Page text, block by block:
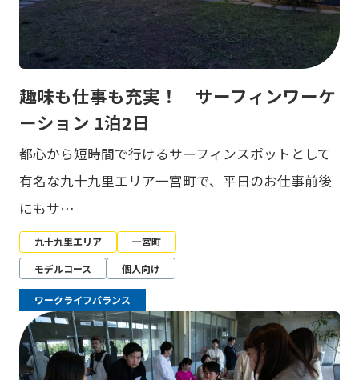
趣味も仕事も充実！ サーフィンワーケ
ーション 1泊2日
都心から短時間で行けるサーフィンスポットとして
有名な九十九里エリア一宮町で、平日のお仕事前後
にもサ…
九十九里エリア
一宮町
モデルコース
個人向け
ワークライフバランス